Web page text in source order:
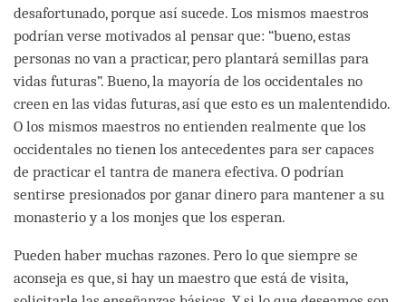
desafortunado, porque así sucede. Los mismos maestros
podrían verse motivados al pensar que: “bueno, estas
personas no van a practicar, pero plantará semillas para
vidas futuras”. Bueno, la mayoría de los occidentales no
creen en las vidas futuras, así que esto es un malentendido.
O los mismos maestros no entienden realmente que los
occidentales no tienen los antecedentes para ser capaces
de practicar el tantra de manera efectiva. O podrían
sentirse presionados por ganar dinero para mantener a su
monasterio y a los monjes que los esperan.
Pueden haber muchas razones. Pero lo que siempre se
aconseja es que, si hay un maestro que está de visita,